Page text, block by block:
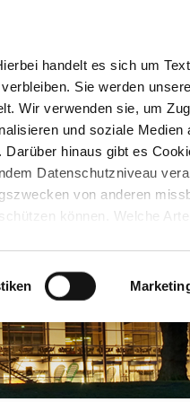
handelt es sich um
Sie werden
Wir verwenden sie, um
und soziale Medien
Darüber hinaus gibt es
Datenschutzniveau
von anderen
können. Welche
Auswahl der gewünschten
werden.